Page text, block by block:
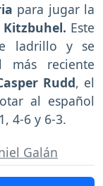
para jugar la
Kitzbuhel. Este
ladrillo y se
más reciente
Rudd, el
al español
4-6 y 6-3.
Galán